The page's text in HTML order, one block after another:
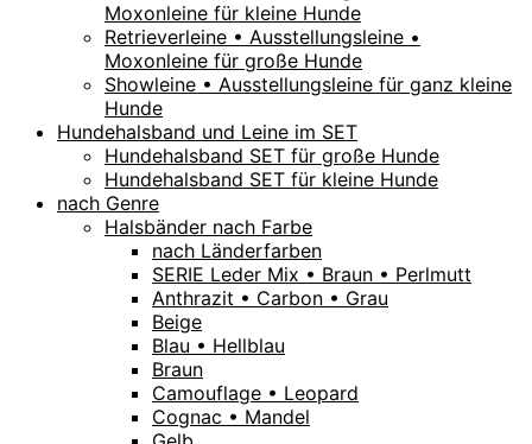
Moxonleine für kleine Hunde
Retrieverleine • Ausstellungsleine •
Moxonleine für große Hunde
Showleine • Ausstellungsleine für ganz kleine
Hunde
Hundehalsband und Leine im SET
Hundehalsband SET für große Hunde
Hundehalsband SET für kleine Hunde
nach Genre
Halsbänder nach Farbe
nach Länderfarben
SERIE Leder Mix • Braun • Perlmutt
Anthrazit • Carbon • Grau
Beige
Blau • Hellblau
Braun
Camouflage • Leopard
Cognac • Mandel